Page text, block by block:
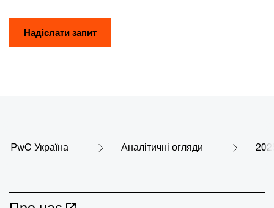
Надіслати запит
PwC Україна Аналітичні огляди